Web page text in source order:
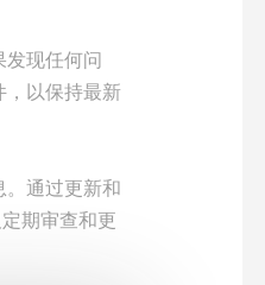
发现任何问
，以保持最新
。通过更新和
期审查和更